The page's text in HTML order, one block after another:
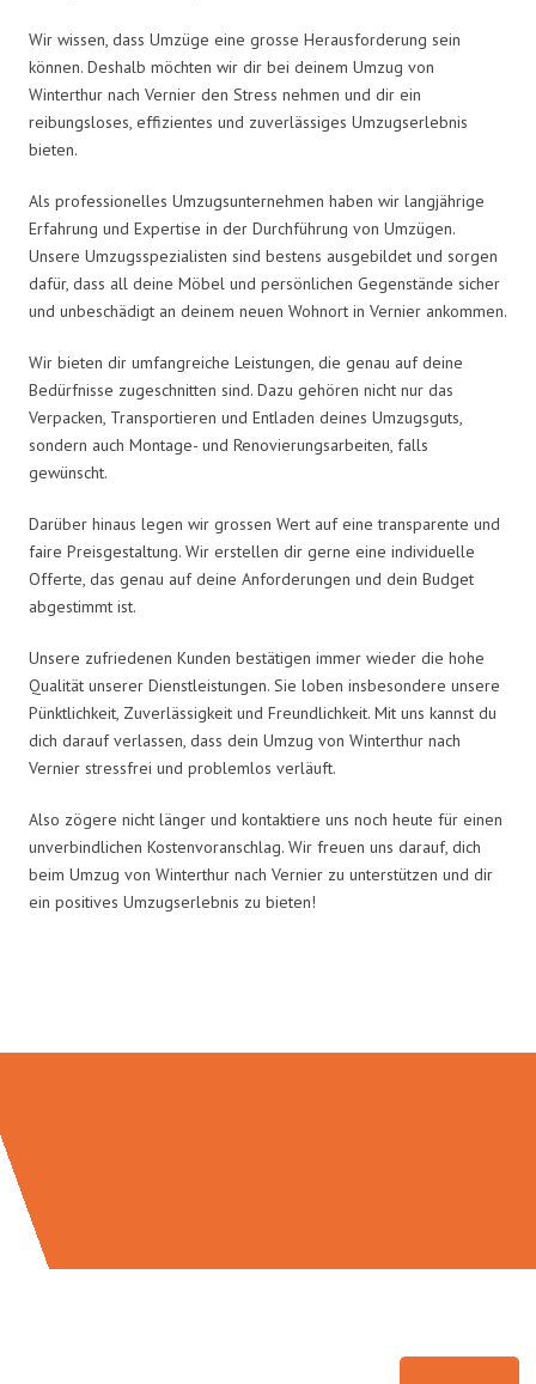
Wir wissen, dass Umzüge eine grosse Herausforderung sein
können. Deshalb möchten wir dir bei deinem Umzug von
Winterthur nach Vernier den Stress nehmen und dir ein
reibungsloses, effizientes und zuverlässiges Umzugserlebnis
bieten.
Als professionelles Umzugsunternehmen haben wir langjährige
Erfahrung und Expertise in der Durchführung von Umzügen.
Unsere Umzugsspezialisten sind bestens ausgebildet und sorgen
dafür, dass all deine Möbel und persönlichen Gegenstände sicher
und unbeschädigt an deinem neuen Wohnort in Vernier ankommen.
Wir bieten dir umfangreiche Leistungen, die genau auf deine
Bedürfnisse zugeschnitten sind. Dazu gehören nicht nur das
Verpacken, Transportieren und Entladen deines Umzugsguts,
sondern auch Montage- und Renovierungsarbeiten, falls
gewünscht.
Darüber hinaus legen wir grossen Wert auf eine transparente und
faire Preisgestaltung. Wir erstellen dir gerne eine individuelle
Offerte, das genau auf deine Anforderungen und dein Budget
abgestimmt ist.
Unsere zufriedenen Kunden bestätigen immer wieder die hohe
Qualität unserer Dienstleistungen. Sie loben insbesondere unsere
Pünktlichkeit, Zuverlässigkeit und Freundlichkeit. Mit uns kannst du
dich darauf verlassen, dass dein Umzug von Winterthur nach
Vernier stressfrei und problemlos verläuft.
Also zögere nicht länger und kontaktiere uns noch heute für einen
unverbindlichen Kostenvoranschlag. Wir freuen uns darauf, dich
beim Umzug von Winterthur nach Vernier zu unterstützen und dir
ein positives Umzugserlebnis zu bieten!